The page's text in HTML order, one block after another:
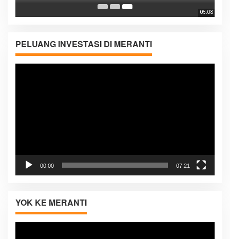
05:08
PELUANG INVESTASI DI MERANTI
Pemutar
00:00 07:21
YOK KE MERANTI
Pemutar